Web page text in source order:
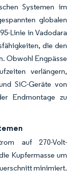
Systemen im
globalen
Linie in Vadodara
die den
Obwohl Engpässe
verlängern,
SiC-Geräte von
Endmontage zu
auf 270-Volt-
Kupfermasse um
minimiert.